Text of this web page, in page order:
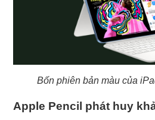
Bốn phiên bản màu của
Apple Pencil phát huy